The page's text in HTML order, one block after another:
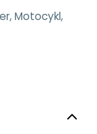
Motocykl,